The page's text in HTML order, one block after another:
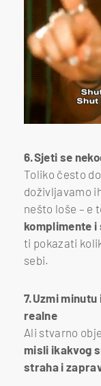
6.Sjeti se
Toliko često
doživljavamo
nešto loše – e
komplimente
ti pokazati
sebi.
7.Uzmi
realne
Ali stvarno
misli ikakvog
straha i